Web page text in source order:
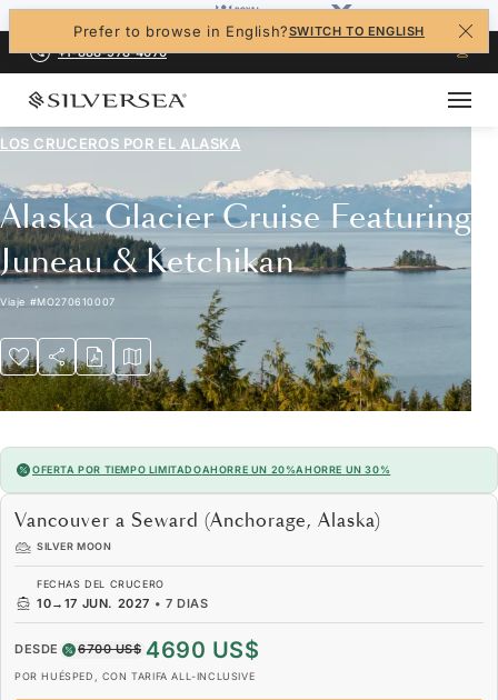
Prefer to browse in English?SWITCH TO ENGLISH
+1-888-978-4070
LOS CRUCEROS POR EL ALASKA
Alaska Glacier Cruise Featuring
Juneau & Ketchikan
Viaje #MO270610007
OFERTA POR TIEMPO LIMITADOAHORRE UN 20%AHORRE UN 30%
Vancouver a Seward (Anchorage, Alaska)
SILVER MOON
FECHAS DEL CRUCERO
10→ 17 JUN. 2027 • 7 DIAS
DESDE 6700 US$ 4690 US$
POR HUÉSPED, CON TARIFA ALL-INCLUSIVE